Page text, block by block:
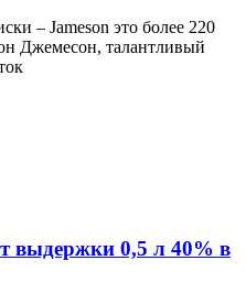
– Jameson это более 220
Джемесон, талантливый
выдержки 0,5 л 40% в